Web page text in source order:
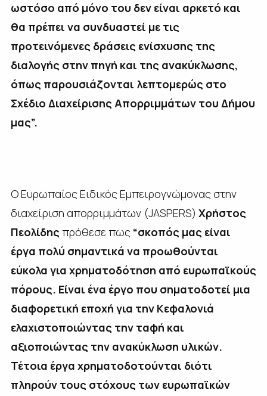
ωστόσο από μόνο του δεν είναι αρκετό και
θα πρέπει να συνδυαστεί με τις
προτεινόμενες δράσεις ενίσχυσης της
διαλογής στην πηγή και της ανακύκλωσης,
όπως παρουσιάζονται λεπτομερώς στο
Σχέδιο Διαχείρισης Απορριμμάτων του Δήμου
μας”.
Ο Ευρωπαίος Ειδικός Εμπειρογνώμονας στην
διαχείριση απορριμμάτων (JASPERS) Χρήστος
Πεολίδης πρόθεσε πως “σκοπός μας είναι
έργα πολύ σημαντικά να προωθούνται
εύκολα για χρηματοδότηση από ευρωπαϊκούς
πόρους. Είναι ένα έργο που σηματοδοτεί μια
διαφορετική εποχή για την Κεφαλονιά
ελαχιστοποιώντας την ταφή και
αξιοποιώντας την ανακύκλωση υλικών.
Τέτοια έργα χρηματοδοτούνται διότι
πληρούν τους στόχους των ευρωπαϊκών